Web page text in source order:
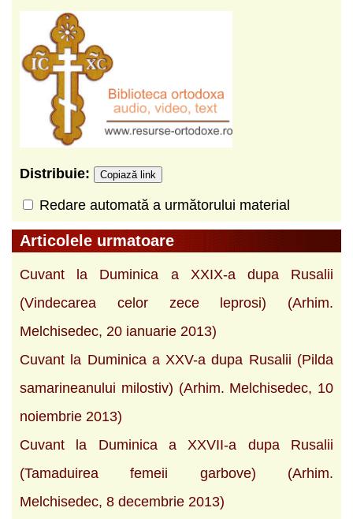
Distribuie: Copiază link
Redare automată a următorului material
Articolele urmatoare
Cuvant la Duminica a XXIX-a dupa Rusalii
(Vindecarea celor zece leprosi) (Arhim.
Melchisedec, 20 ianuarie 2013)
Cuvant la Duminica a XXV-a dupa Rusalii (Pilda
samarineanului milostiv) (Arhim. Melchisedec, 10
noiembrie 2013)
Cuvant la Duminica a XXVII-a dupa Rusalii
(Tamaduirea femeii garbove) (Arhim.
Melchisedec, 8 decembrie 2013)